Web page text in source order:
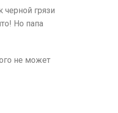
черной грязи
Но папа
не может